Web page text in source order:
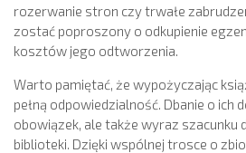
rozerwanie stron czy trwałe
zostać poproszony o odkupienie
kosztów jego odtworzenia.
Warto pamiętać, że wypożyczając
pełną odpowiedzialność. Dbanie o ich
obowiązek, ale także wyraz szacunku
biblioteki. Dzięki wspólnej trosce o